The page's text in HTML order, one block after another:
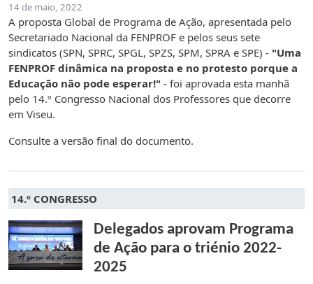
14 de maio, 2022
A proposta Global de Programa de Ação, apresentada pelo
Secretariado Nacional da FENPROF e pelos seus sete
sindicatos (SPN, SPRC, SPGL, SPZS, SPM, SPRA e SPE) - "Uma
FENPROF dinâmica na proposta e no protesto porque a
Educação não pode esperar!" - foi aprovada esta manhã
pelo 14.º Congresso Nacional dos Professores que decorre
em Viseu.
Consulte a versão final do documento.
14.º CONGRESSO
Delegados aprovam Programa
de Ação para o triénio 2022-
2025